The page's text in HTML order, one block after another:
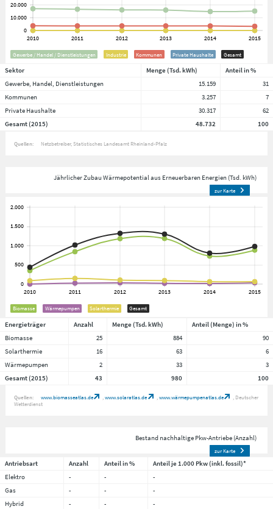
Gewerbe / Handel / Dienstleistungen Industrie Kommunen Private Haushalte Gesamt
Sektor Menge (Tsd. kWh)
Anteil in %
Gewerbe, Handel, Dienstleistungen
15.159
31
Kommunen
3.257
7
Private Haushalte
30.317
62
Gesamt (2015)
48.732 100
Quellen: Netzbetreiber Statistisches Landesamt Rheinland-Pfalz
Jährlicher Zubau Wärmepotential aus Erneuerbaren Energien (Tsd. kWh)
zur Karte
Biomasse Wärmepumpen Solarthermie Gesamt
Energieträger Anzahl Menge (Tsd. kWh)
Anteil (Menge) in %
Biomasse
25 884
90
Solarthermie
16 63
6
Wärmepumpen
2 33
3
Gesamt (2015)
43 980 100
Quellen: www.biomasseatlas.de www.solaratlas.de www.wärmepumpenatlas.de
Deutscher
Wetterdienst
Bestand nachhaltige Pkw-Antriebe (Anzahl)
zur Karte
Antriebsart Anzahl Anteil in %
Anteil je 1.000 Pkw (inkl. fossil)*
Elektro
- -
-
Gas
- -
-
Hybrid
- -
-